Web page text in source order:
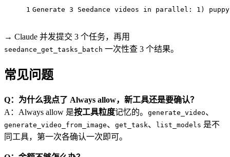
1 Generate 3 Seedance videos in parallel: 1 )
→ Claude 并发提交 3 个任务，再用
seedance_get_tasks_batch 一次性查 3 个结果。
常见问题
Q：为什么我点了 Always allow，新工具还是要确认？
A：Always allow 是按工具粒度记忆的。 generate_video、
generate_video_from_image、 get_task、 list_models 是不
同工具，第一次各确认一次即可。